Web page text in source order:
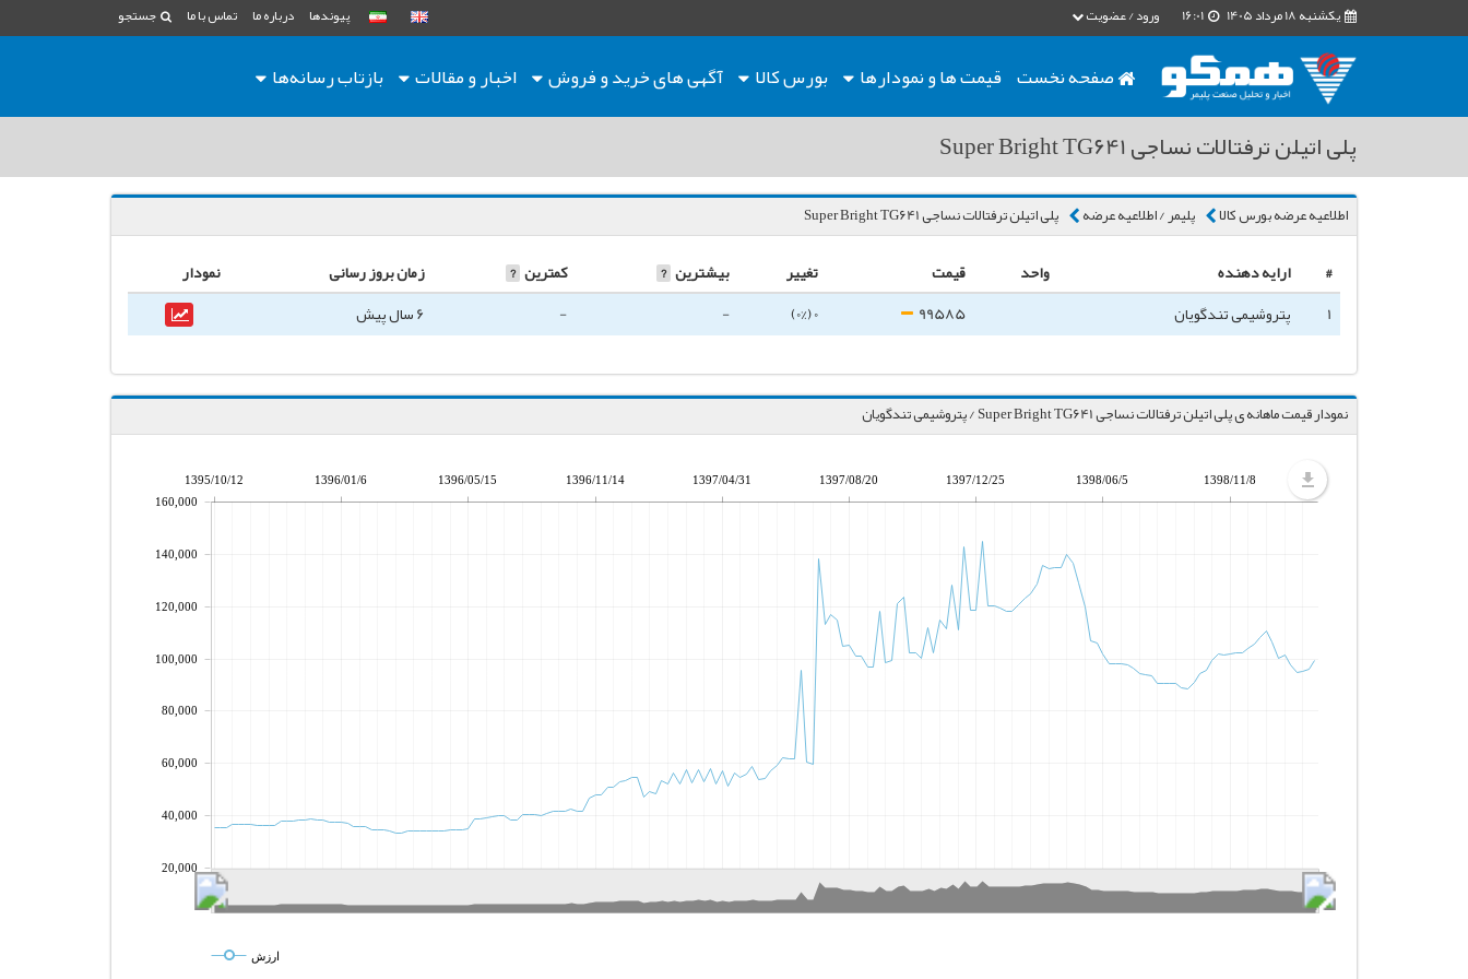
پیوندها درباره ما تماس با ما جستجو یکشنبه 18 مرداد 1405 ورود / عضویت
صفحه نخست قیمت هاو نمودارها بورس کالا آگهی های خرید و فروش اخبار و مقالات بازتاب رسانه‌ها
پلی اتیلن ترفتالات نساجی Super Bright TG641
اطلاعیه عرضه بورس کالا پلیمر / اطلاعیه عرضه پلی اتیلن ترفتالات نساجی Super Bright TG641
# ارایه دهنده واحد قیمت تغییر بیشترین ? کمترین ? زمان بروز رسانی
نمودار
1
پتروشیمی تندگویان 99585
0 (0%)
-
- 6 سال پیش
نمودار قیمت ماهانه ی پلی اتیلن ترفتالات نساجی Super Bright TG641 / پتروشیمی تندگویان
1395/10/12 1396/01/6 1396/05/15 1396/11/14 1397/04/31 1397/08/20 1397/12/25 1398/06/5 1398/11/8
20,000
40,000
60,000
80,000
100,000
120,000
140,000
160,000
ارزش